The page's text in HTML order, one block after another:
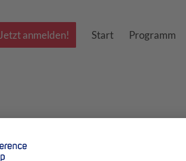
Jetzt anmelden! Start Programm